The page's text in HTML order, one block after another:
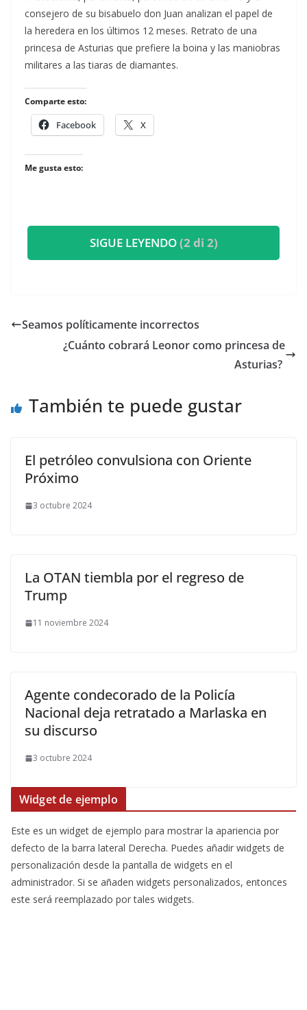
consejero de su bisabuelo don Juan analizan el papel de
la heredera en los últimos 12 meses. Retrato de una
princesa de Asturias que prefiere la boina y las maniobras
militares a las tiaras de diamantes.
Comparte esto:
Facebook X
Me gusta esto:
SIGUE LEYENDO(2 di 2)
Seamos políticamente incorrectos
​¿Cuánto cobrará Leonor como princesa de
Asturias?
También te puede gustar
El petróleo convulsiona con Oriente
Próximo
3 octubre 2024
La OTAN tiembla por el regreso de
Trump
11 noviembre 2024
Agente condecorado de la Policía
Nacional deja retratado a Marlaska en
su discurso
3 octubre 2024
Widget de ejemplo
Este es un widget de ejemplo para mostrar la apariencia por
defecto de la barra lateral Derecha. Puedes añadir widgets de
personalización desde la pantalla de widgets en el
administrador. Si se añaden widgets personalizados, entonces
este será reemplazado por tales widgets.